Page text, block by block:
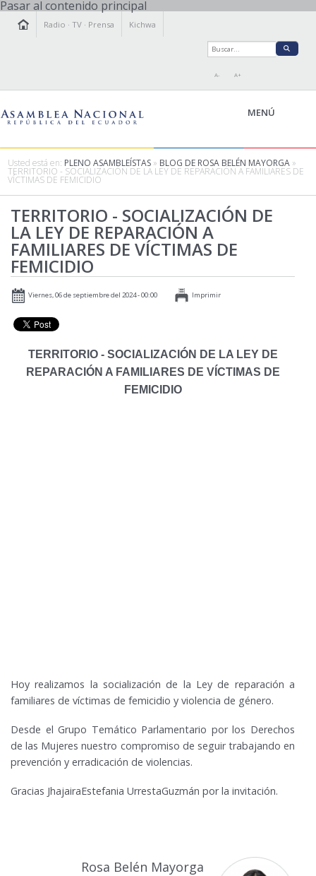
Pasar al contenido principal
Radio ·TV · Prensa Kichwa
A- A+
MENÚ
LEGISLAMOS
FISCALIZAMOS
TRANSPARENCIA
PRENSA
PARTICIPACIÓN
RELACIONES INTERNACIONALES
AGENDA
Usted está en: PLENO ASAMBLEÍSTAS » BLOG DE ROSA BELÉN MAYORGA »
TERRITORIO - SOCIALIZACIÓN DE LA LEY DE REPARACIÓN A FAMILIARES DE
VÍCTIMAS DE FEMICIDIO
TERRITORIO - SOCIALIZACIÓN DE
LA LEY DE REPARACIÓN A
FAMILIARES DE VÍCTIMAS DE
FEMICIDIO
Viernes, 06 de septiembre del 2024 - 00:00 Imprimir
TERRITORIO - SOCIALIZACIÓN DE LA LEY DE
REPARACIÓN A FAMILIARES DE VÍCTIMAS DE
FEMICIDIO
Hoy realizamos la socialización de la Ley de reparación a
familiares de víctimas de femicidio y violencia de género.
Desde el Grupo Temático Parlamentario por los Derechos
de las Mujeres nuestro compromiso de seguir trabajando en
prevención y erradicación de violencias.
Gracias JhajairaEstefania UrrestaGuzmán por la invitación.
Rosa Belén Mayorga